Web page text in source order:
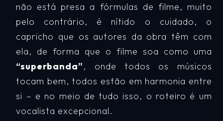
não está presa a fórmulas de filme, muito
pelo contrário, é nítido o cuidado, o
capricho que os autores da obra têm com
ela, de forma que o filme soa como uma
“superbanda”, onde todos os músicos
tocam bem, todos estão em harmonia entre
si – e no meio de tudo isso, o roteiro é um
vocalista excepcional.